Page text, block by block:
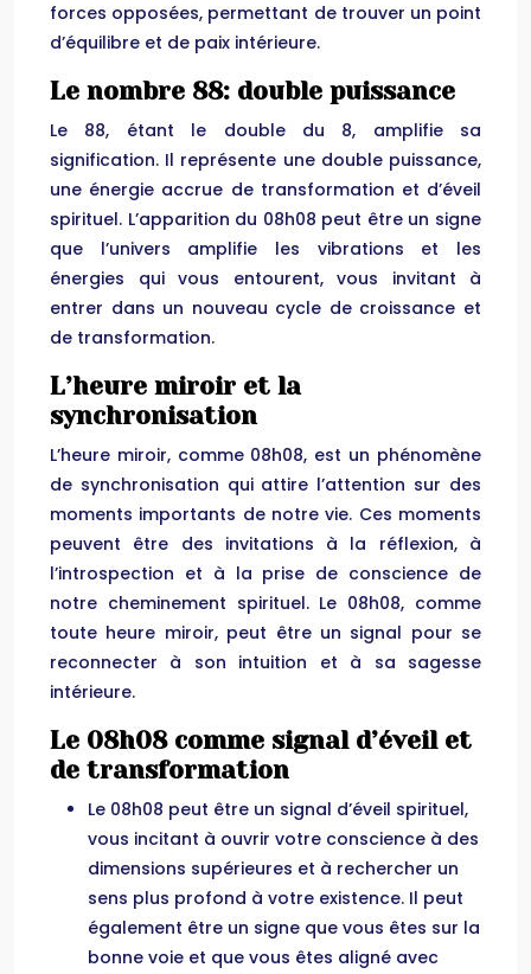
forces opposées, permettant de trouver un point
d’équilibre et de paix intérieure.
Le nombre 88: double puissance
Le 88, étant le double du 8, amplifie sa
signification. Il représente une double puissance,
une énergie accrue de transformation et d’éveil
spirituel. L’apparition du 08h08 peut être un signe
que l’univers amplifie les vibrations et les
énergies qui vous entourent, vous invitant à
entrer dans un nouveau cycle de croissance et
de transformation.
L’heure miroir et la
synchronisation
L’heure miroir, comme 08h08, est un phénomène
de synchronisation qui attire l’attention sur des
moments importants de notre vie. Ces moments
peuvent être des invitations à la réflexion, à
l’introspection et à la prise de conscience de
notre cheminement spirituel. Le 08h08, comme
toute heure miroir, peut être un signal pour se
reconnecter à son intuition et à sa sagesse
intérieure.
Le 08h08 comme signal d’éveil et
de transformation
Le 08h08 peut être un signal d’éveil spirituel,
vous incitant à ouvrir votre conscience à des
dimensions supérieures et à rechercher un
sens plus profond à votre existence. Il peut
également être un signe que vous êtes sur la
bonne voie et que vous êtes aligné avec